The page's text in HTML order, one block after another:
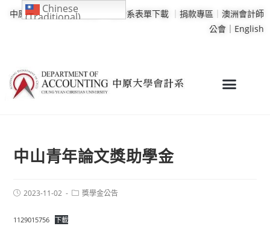
中原大學｜學校行事曆 會計系表單下載 ｜ 捐款專區 ｜ 澳洲會計師
公會｜ English
中山青年論文獎助學金
2023-11-02 獎學金公告
1129015756 下載
Chinese
(Traditional)